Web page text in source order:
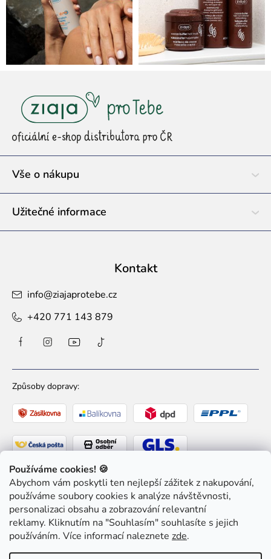
Používáme cookies! 🍪
Abychom vám poskytli ten nejlepší zážitek z nakupování,
používáme soubory cookies k analýze návštěvnosti,
personalizaci obsahu a zobrazování relevantní
reklamy. Kliknutím na "Souhlasím" souhlasíte s jejich
používáním. Více informací naleznete zde.
t
Vše o nákupu
Užitečné informace
Kontakt
info@ziajaprotebe.cz
+420 771 143 879
Způsoby dopravy:
Způsoby platby: